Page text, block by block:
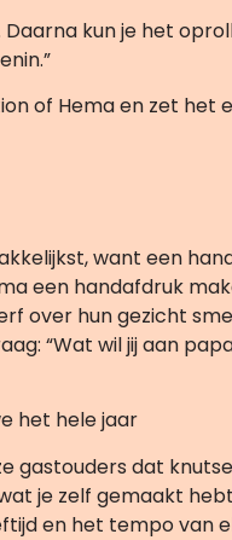
kun je het
of Hema en zet
want een
een handafdruk
over hun gezicht
“Wat wil jij aan
het hele jaar
gastouders dat
je zelf gemaakt
en het tempo van